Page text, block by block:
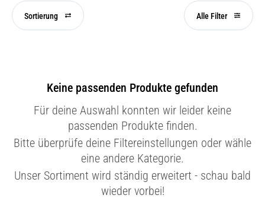
Sortierung Alle Filter
Keine passenden Produkte gefunden
Für deine Auswahl konnten wir leider keine
passenden Produkte finden.
Bitte überprüfe deine Filtereinstellungen oder wähle
eine andere Kategorie.
Unser Sortiment wird ständig erweitert - schau bald
wieder vorbei!